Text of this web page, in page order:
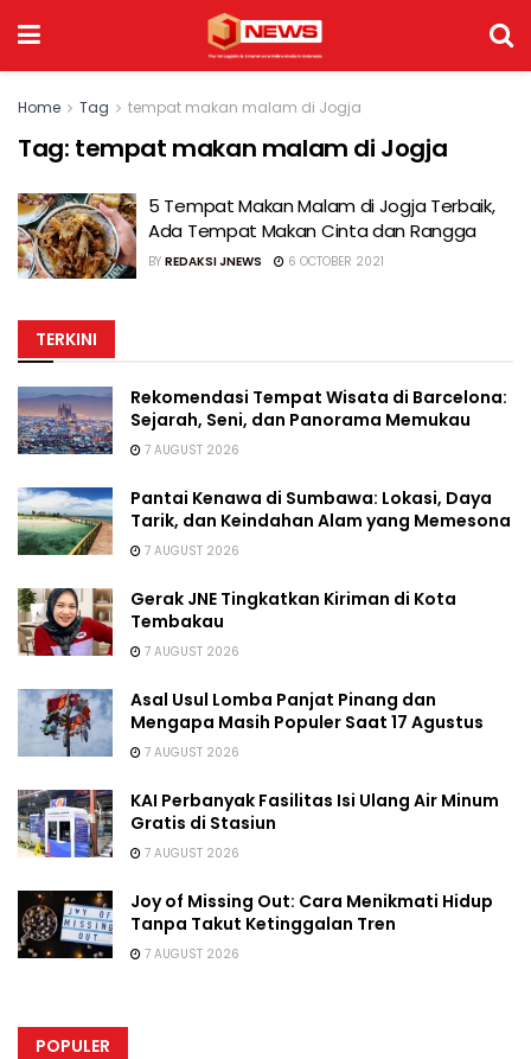
Home Tag tempat makan malam di Jogja
Tag: tempat makan malam di Jogja
5 Tempat Makan Malam di Jogja Terbaik,
Ada Tempat Makan Cinta dan Rangga
BY REDAKSI JNEWS 6 OCTOBER 2021
TERKINI
Rekomendasi Tempat Wisata di Barcelona:
Sejarah, Seni, dan Panorama Memukau
7 AUGUST 2026
Pantai Kenawa di Sumbawa: Lokasi, Daya
Tarik, dan Keindahan Alam yang Memesona
7 AUGUST 2026
Gerak JNE Tingkatkan Kiriman di Kota
Tembakau
7 AUGUST 2026
Asal Usul Lomba Panjat Pinang dan
Mengapa Masih Populer Saat 17 Agustus
7 AUGUST 2026
KAI Perbanyak Fasilitas Isi Ulang Air Minum
Gratis di Stasiun
7 AUGUST 2026
Joy of Missing Out: Cara Menikmati Hidup
Tanpa Takut Ketinggalan Tren
7 AUGUST 2026
POPULER